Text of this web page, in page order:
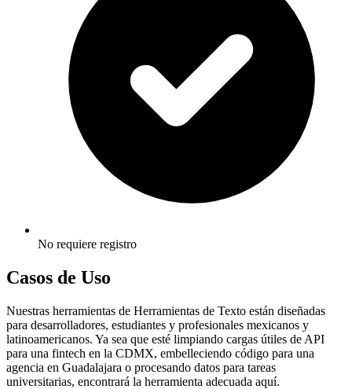
No requiere registro
Casos de Uso
Nuestras herramientas de Herramientas de Texto están diseñadas
para desarrolladores, estudiantes y profesionales mexicanos y
latinoamericanos. Ya sea que esté limpiando cargas útiles de API
para una fintech en la CDMX, embelleciendo código para una
agencia en Guadalajara o procesando datos para tareas
universitarias, encontrará la herramienta adecuada aquí.